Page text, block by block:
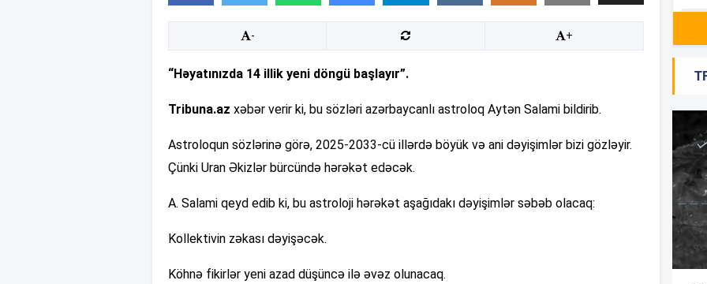
- +
“Həyatınızda 14 illik yeni döngü başlayır”.
Tribuna.az xəbər verir ki, bu sözləri azərbaycanlı astroloq Aytən Salami bildirib.
Astroloqun sözlərinə görə, 2025-2033-cü illərdə böyük və ani dəyişimlər bizi gözləyir.
Çünki Uran Əkizlər bürcündə hərəkət edəcək.
A. Salami qeyd edib ki, bu astroloji hərəkət aşağıdakı dəyişimlər səbəb olacaq:
Kollektivin zəkası dəyişəcək.
Köhnə fikirlər yeni azad düşüncə ilə əvəz olunacaq.